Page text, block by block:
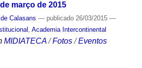
março de 2015
Calasans — publicado26/03/2015 —
, Academia Intercontinental
MIDIATECA /Fotos /Eventos